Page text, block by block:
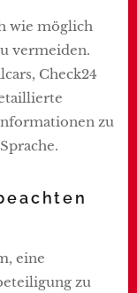
wie möglich
vermeiden.
Check24
zu
eine
zu